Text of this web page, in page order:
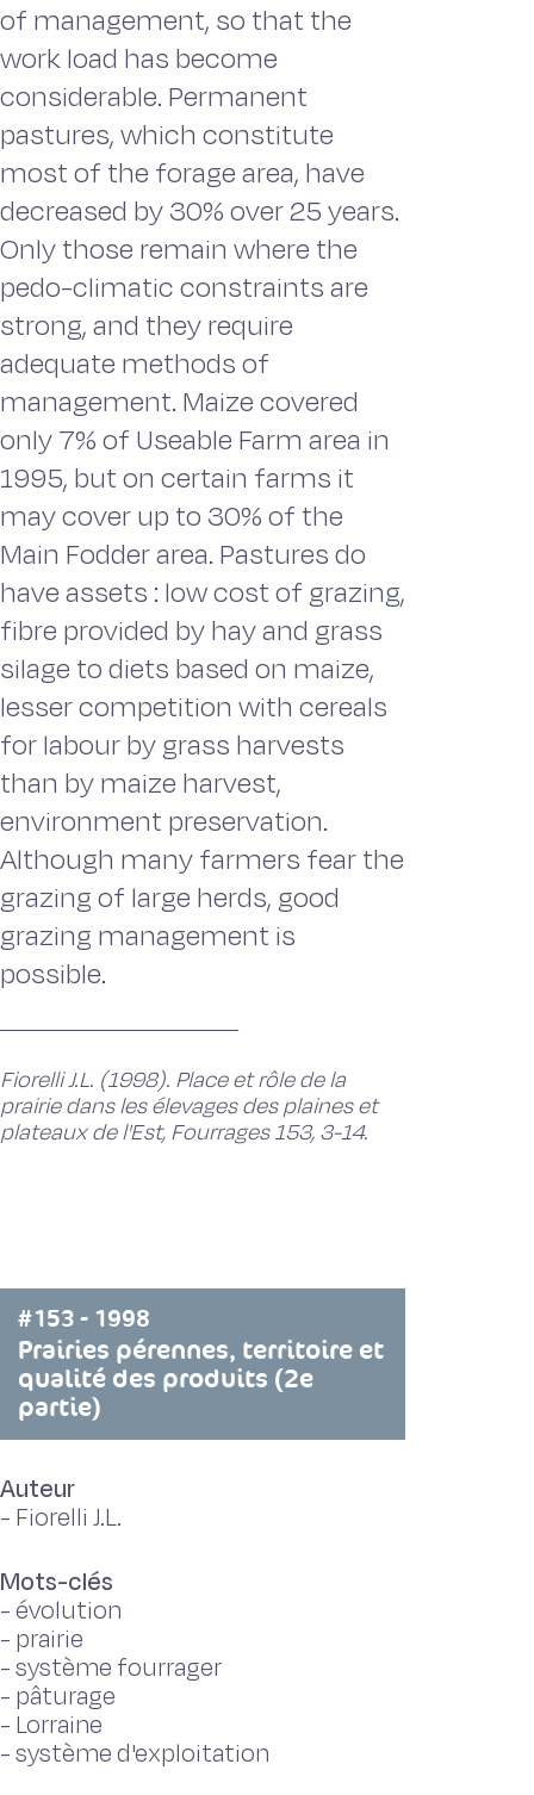
of management, so that the
work load has become
considerable. Permanent
pastures, which constitute
most of the forage area, have
decreased by 30% over 25 years.
Only those remain where the
pedo-climatic constraints are
strong, and they require
adequate methods of
management. Maize covered
only 7% of Useable Farm area in
1995, but on certain farms it
may cover up to 30% of the
Main Fodder area. Pastures do
have assets : low cost of grazing,
fibre provided by hay and grass
silage to diets based on maize,
lesser competition with cereals
for labour by grass harvests
than by maize harvest,
environment preservation.
Although many farmers fear the
grazing of large herds, good
grazing management is
possible.
Fiorelli J.L. (1998). Place et rôle de la
prairie dans les élevages des plaines et
plateaux de l'Est, Fourrages 153, 3-14.
#153 - 1998
Prairies pérennes, territoire et
qualité des produits (2e
partie)
Auteur
- Fiorelli J.L.
Mots-clés
-évolution
- prairie
-système fourrager
- pâturage
- Lorraine
-système d'exploitation